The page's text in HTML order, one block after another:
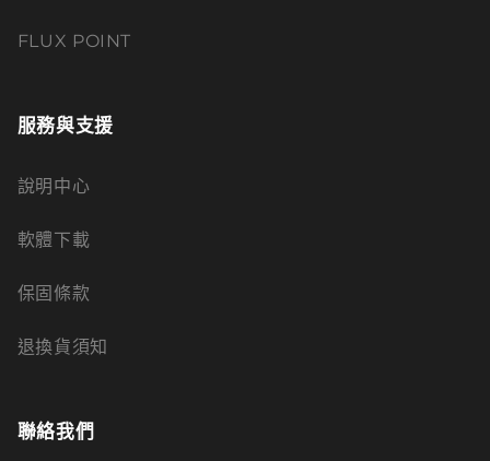
FLUX POINT
服務與支援
說明中心
軟體下載
保固條款
退換貨須知
聯絡我們